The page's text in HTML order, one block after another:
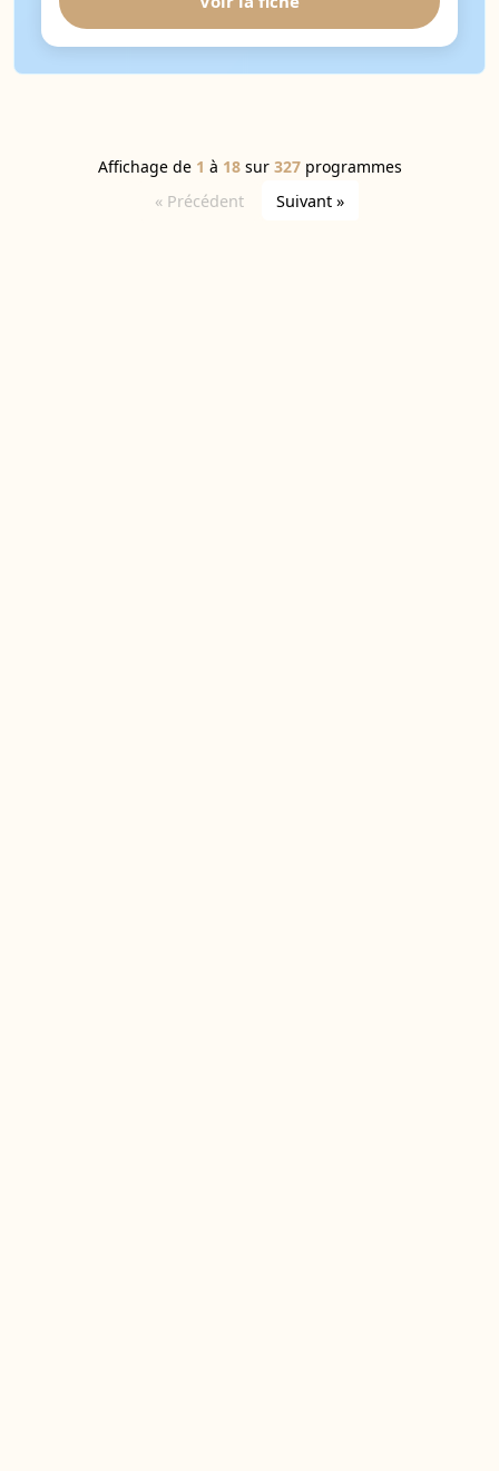
Affichage de 1 à 18sur 327programmes
« Précédent
Suivant »